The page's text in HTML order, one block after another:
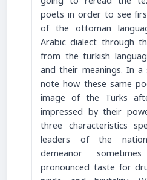
poets in order to see
of the ottoman
Arabic dialect through
from the turkish
and their meanings. In
note how these same
image of the Turks
impressed by their
three characteristics
leaders of the
demeanor
pronounced taste for